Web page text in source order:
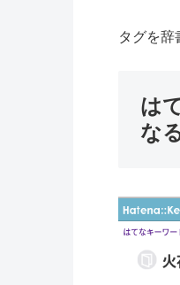
タグを辞
は
な